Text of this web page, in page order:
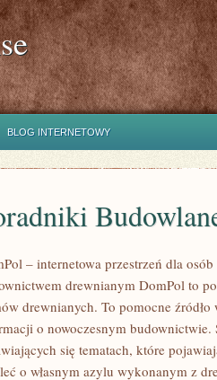
BLOG INTERNETOWY
– internetowa przestrzeń dla
drewnianym DomPol to
drewnianych. To pomocne
o nowoczesnym budownictwie.
się tematach, które
o własnym azylu wykonanym z